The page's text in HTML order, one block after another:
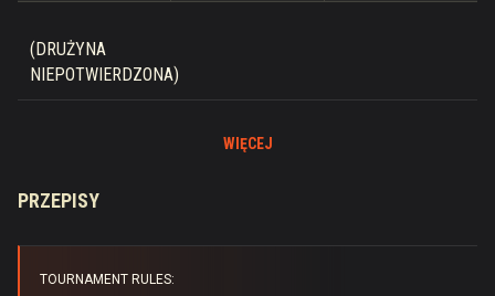
(DRUŻYNA
NIEPOTWIERDZONA)
WIĘCEJ
PRZEPISY
TOURNAMENT RULES: